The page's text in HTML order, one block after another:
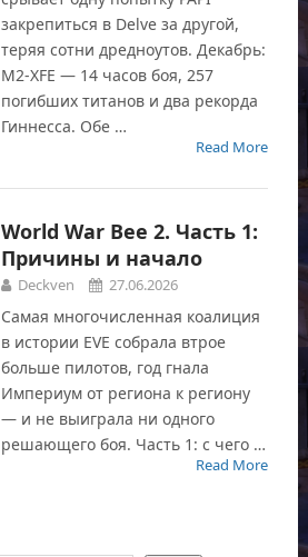
закрепиться в Delve за другой,
теряя сотни дредноутов. Декабрь:
M2-XFE — 14 часов боя, 257
погибших титанов и два рекорда
Гиннесса. Обе …
Read More
World War Bee 2. Часть 1:
Причины и начало
Deckven 27.06.2026
Самая многочисленная коалиция
в истории EVE собрала втрое
больше пилотов, год гнала
Империум от региона к региону
— и не выиграла ни одного
решающего боя. Часть 1: с чего …
Read More